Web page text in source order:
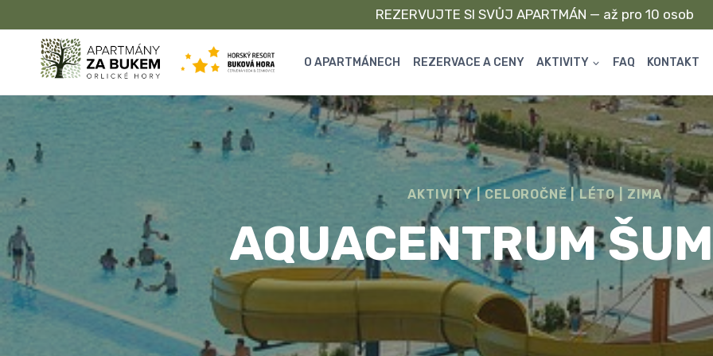
REZERVUJTE SI SVŮJ APARTMÁN — až pro 10 osob
Přeskočit
O APARTMÁNECH REZERVACE A CENY AKTIVITY FAQ KONTAKT
AKTIVITY|CELOROČNĚ |LÉTO| ZIMA
AQUACENTRUM